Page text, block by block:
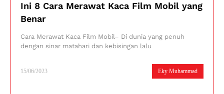
Ini 8 Cara Merawat Kaca Film Mobil yang
Benar
Eky Muhammad
15/06/2023
Cara Merawat Kaca Film Mobil– Di dunia yang penuh
dengan sinar matahari dan kebisingan lalu